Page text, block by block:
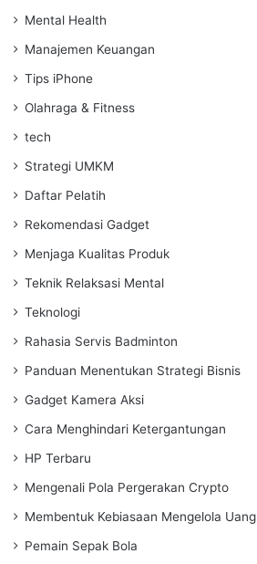
Mental Health
Manajemen Keuangan
Tips iPhone
Olahraga & Fitness
tech
Strategi UMKM
Daftar Pelatih
Rekomendasi Gadget
Menjaga Kualitas Produk
Teknik Relaksasi Mental
Teknologi
Rahasia Servis Badminton
Panduan Menentukan Strategi Bisnis
Gadget Kamera Aksi
Cara Menghindari Ketergantungan
HP Terbaru
Mengenali Pola Pergerakan Crypto
Membentuk Kebiasaan Mengelola Uang
Pemain Sepak Bola